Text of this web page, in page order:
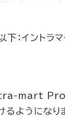
：イントラマ
intra-mart
ようになり